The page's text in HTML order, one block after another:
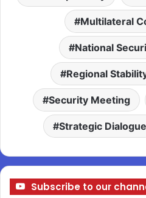
Multilateral
National
Regional
Security Meeting
Strategic Dialogue
Subscribe to our